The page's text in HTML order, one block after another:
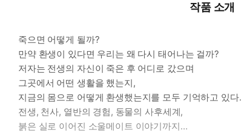
작품 소개
죽으면 어떻게 될까?
만약 환생이 있다면 우리는 왜 다시 태어나는 걸까?
저자는 전생의 자신이 죽은 후 어디로 갔으며
그곳에서 어떤 생활을 했는지,
지금의 몸으로 어떻게 환생했는지를 모두 기억하고 있다.
전생, 천사, 열반의 경험, 동물의 사후세계,
붉은 실로 이어진 소울메이트 이야기까지…